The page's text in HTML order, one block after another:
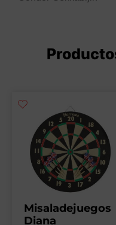
Misaladejuegos
Diana